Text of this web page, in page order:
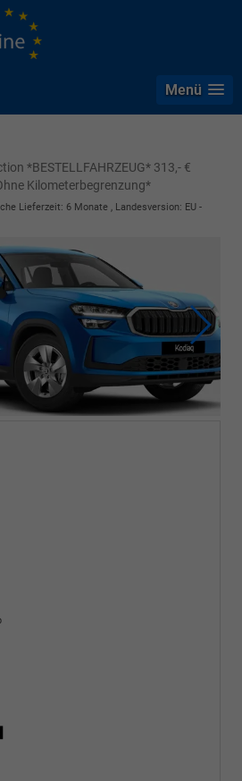
Menü
*BESTELLFAHRZEUG* 313,- €
Kilometerbegrenzung*
Lieferzeit: 6 Monate , Landesversion: EU -